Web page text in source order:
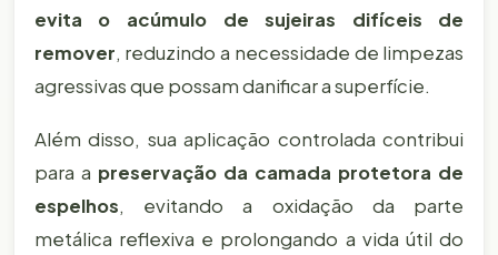
evita o acúmulo de sujeiras difíceis de
remover, reduzindo a necessidade de limpezas
agressivas que possam danificar a superfície.
Além disso, sua aplicação controlada contribui
para a preservação da camada protetora de
espelhos, evitando a oxidação da parte
metálica reflexiva e prolongando a vida útil do